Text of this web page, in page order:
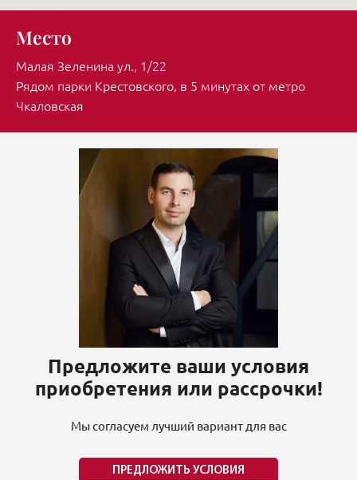
Место
Малая Зеленина ул., 1/22
Рядом парки Крестовского, в 5 минутах от метро
Чкаловская
Предложите ваши условия
приобретения или рассрочки!
Мы согласуем лучший вариант для вас
ПРЕДЛОЖИТЬ УСЛОВИЯ